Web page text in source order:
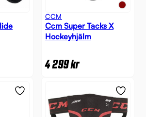
CCM
Ccm Super Tacks X
Hockeyhjälm
4 299kr